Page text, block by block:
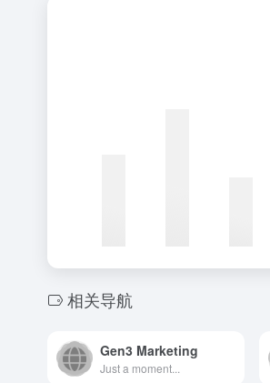
相关导航
Gen3 Marketing
Just a moment...